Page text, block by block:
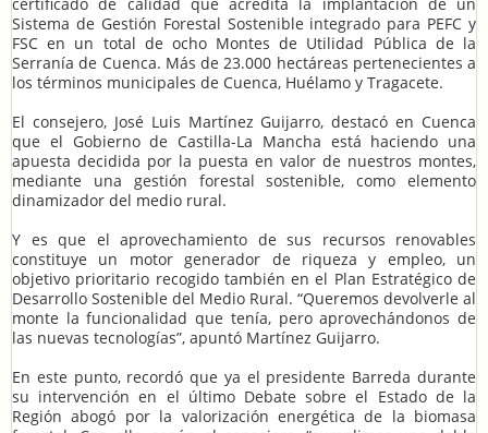
certificado de calidad que acredita la implantación de un
Sistema de Gestión Forestal Sostenible integrado para PEFC y
FSC en un total de ocho Montes de Utilidad Pública de la
Serranía de Cuenca. Más de 23.000 hectáreas pertenecientes a
los términos municipales de Cuenca, Huélamo y Tragacete.
El consejero, José Luis Martínez Guijarro, destacó en Cuenca
que el Gobierno de Castilla-La Mancha está haciendo una
apuesta decidida por la puesta en valor de nuestros montes,
mediante una gestión forestal sostenible, como elemento
dinamizador del medio rural.
Y es que el aprovechamiento de sus recursos renovables
constituye un motor generador de riqueza y empleo, un
objetivo prioritario recogido también en el Plan Estratégico de
Desarrollo Sostenible del Medio Rural. “Queremos devolverle al
monte la funcionalidad que tenía, pero aprovechándonos de
las nuevas tecnologías”, apuntó Martínez Guijarro.
En este punto, recordó que ya el presidente Barreda durante
su intervención en el último Debate sobre el Estado de la
Región abogó por la valorización energética de la biomasa